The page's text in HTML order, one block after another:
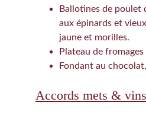
Ballotines de poulet
aux épinards et
jaune et morilles.
Plateau de
Fondant au
Accords mets & vins